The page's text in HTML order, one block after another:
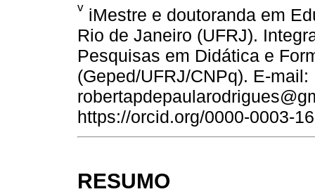
v iMestre e doutoranda em
Rio de Janeiro (UFRJ).
Pesquisas em Didática e
(Geped/UFRJ/CNPq). E-mail:
https://orcid.org/0000-0003-
RESUMO